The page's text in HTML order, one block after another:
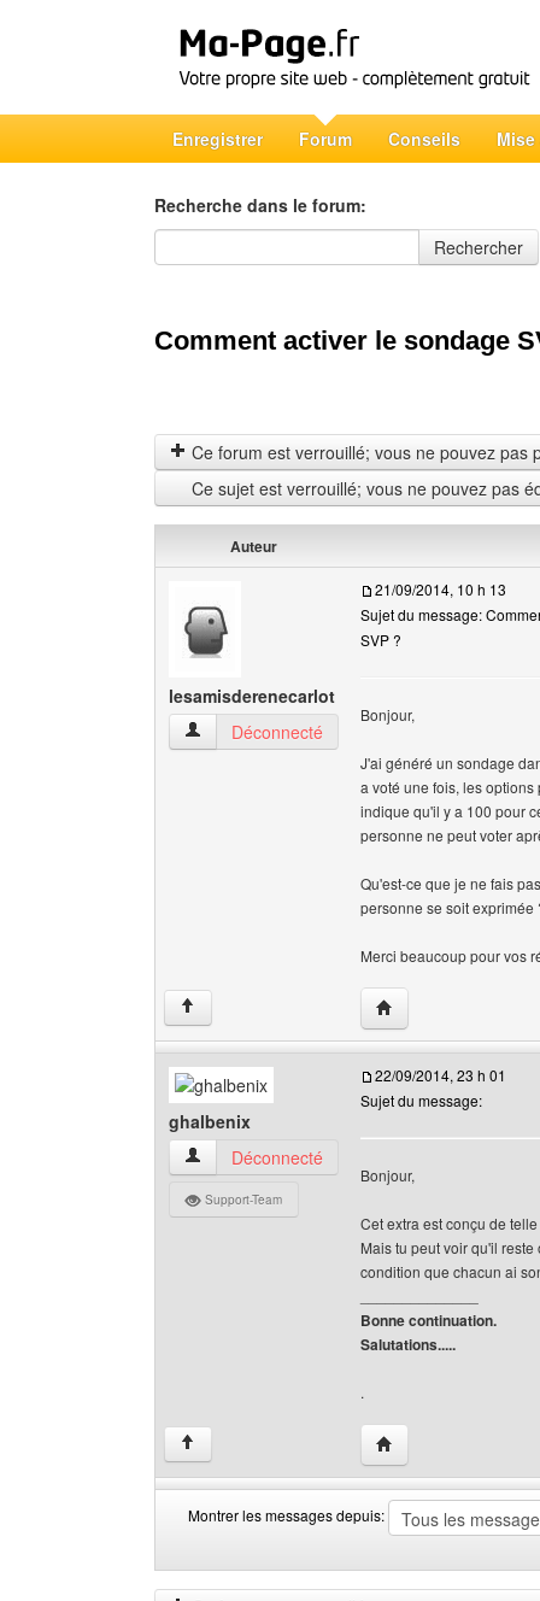
Enregistrer Forum Conseils Mise
Recherche dans le forum:
Recherche dans le forum
Rechercher
Comment activer le sondage
Ce forum est verrouillé; vous ne pouvez pas
Ce sujet est verrouillé; vous ne pouvez pas
Auteur
lesamisderenecarlot
lesamisderenecarlot Voir le profil de l'utilisateur
Déconnecté
21/09/2014, 10 h 13
Sujet du message:
SVP ?
Bonjour,
J'ai généré un sondage
a voté une fois, les
indique qu'il y a 100 pour
personne ne peut voter
Qu'est-ce que je ne fais
personne se soit exprimée
Merci beaucoup pour vos
↑ Visiter le site web
ghalbenix
ghalbenix Voir le profil de l'utilisateur
Déconnecté
Support-Team
22/09/2014, 23 h 01
Sujet du message:
Bonjour,
Cet extra est conçu de
Mais tu peut voir qu'il
condition que chacun ai
Bonne continuation.
Salutations.....
.
↑ Visiter le site web
Montrer les messages depuis:
les
by